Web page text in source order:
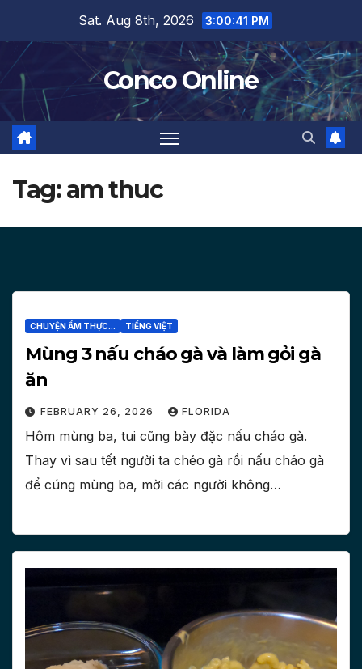
content
Sat. Aug 8th, 2026 3:00:43 PM
Conco Online
Tag:am thuc
CHUYỆN ẨM THỰC... TIẾNG VIỆT
Mùng 3 nấu cháo gà và làm gỏi gà
ăn
FEBRUARY 26, 2026 FLORIDA
Hôm mùng ba, tui cũng bày đặc nấu cháo gà.
Thay vì sau tết người ta chéo gà rồi nấu cháo gà
để cúng mùng ba, mời các người không…